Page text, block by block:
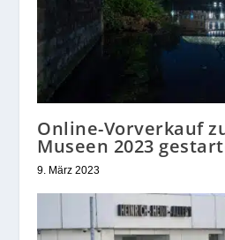
Online-Vorverkauf
Museen 2023
9. März 2023